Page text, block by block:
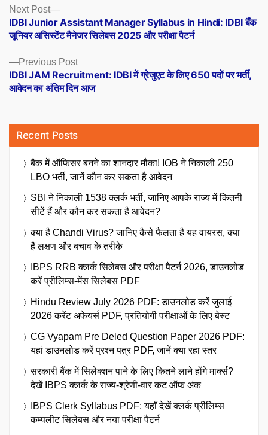
Posts
navigation
Previous PostPrevious
post:
IDBI JAM Recruitment: IDBI में ग्रेजुएट के लिए 650 पदों पर भर्ती,
आवेदन का अंतिम दिन आज
Next Post
Next
post:
IDBI Junior Assistant Manager Syllabus in Hindi: IDBI बैंक
जूनियर असिस्टेंट मैनेजर सिलेबस 2025 और परीक्षा पैटर्न
Recent Posts
बैंक में ऑफिसर बनने का शानदार मौका! IOB ने निकाली 250
LBO भर्ती, जानें कौन कर सकता है आवेदन
SBI ने निकाली 1538 क्लर्क भर्ती, जानिए आपके राज्य में कितनी
सीटें हैं और कौन कर सकता है आवेदन?
क्या है Chandi Virus? जानिए कैसे फैलता है यह वायरस, क्या
हैं लक्षण और बचाव के तरीके
IBPS RRB क्लर्क सिलेबस और परीक्षा पैटर्न 2026, डाउनलोड
करें प्रीलिम्स-मेंस सिलेबस PDF
Hindu Review July 2026 PDF: डाउनलोड करें जुलाई
2026 करेंट अफेयर्स PDF, प्रतियोगी परीक्षाओं के लिए बेस्ट
CG Vyapam Pre Deled Question Paper 2026 PDF:
यहां डाउनलोड करें प्रश्न पत्र PDF, जानें क्या रहा स्तर
सरकारी बैंक में सिलेक्शन पाने के लिए कितने लाने होंगे मार्क्स?
देखें IBPS क्लर्क के राज्य-श्रेणी-वार कट ऑफ अंक
IBPS Clerk Syllabus PDF: यहाँ देखें क्लर्क प्रीलिम्स
कम्पलीट सिलेबस और नया परीक्षा पैटर्न